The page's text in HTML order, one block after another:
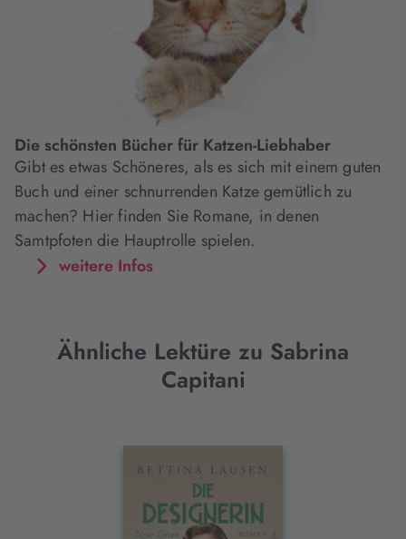
Die schönsten Bücher für Katzen-Liebhaber
Gibt es etwas Schöneres, als es sich mit einem guten
Buch und einer schnurrenden Katze gemütlich zu
machen? Hier finden Sie Romane, in denen
Samtpfoten die Hauptrolle spielen.
weitere Infos
Ähnliche Lektüre zu Sabrina
Capitani